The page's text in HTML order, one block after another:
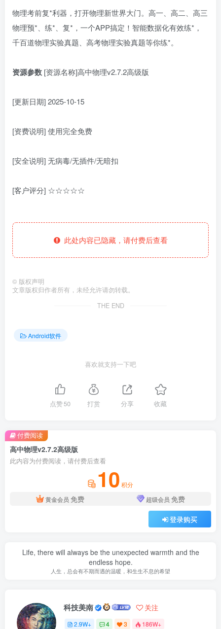
物理考前复*利器，打开物理新世界大门。高一、高二、高三
物理预*、练*、复*，一个APP搞定！智能数据化有效练*，
千百道物理实验真题、高考物理实验真题等你练*。
资源参数 [资源名称]高中物理v2.7.2高级版
[更新日期] 2025-10-15
[资费说明] 使用完全免费
[安全说明] 无病毒/无插件/无暗扣
[客户评分] ☆☆☆☆☆
此处内容已隐藏，请付费后查看
© 版权声明
文章版权归作者所有，未经允许请勿转载。
THE END
Android软件
喜欢就支持一下吧
点赞50 打赏 分享 收藏
高中物理v2.7.2高级版
此内容为付费阅读，请付费后查看
10 积分
黄金会员 免费 超级会员 免费
登录购买
付费阅读
Life, there will always be the unexpected warmth and the
endless hope.
人生，总会有不期而遇的温暖，和生生不息的希望
科技美南 关注
2.9W+ 4 3 186W+